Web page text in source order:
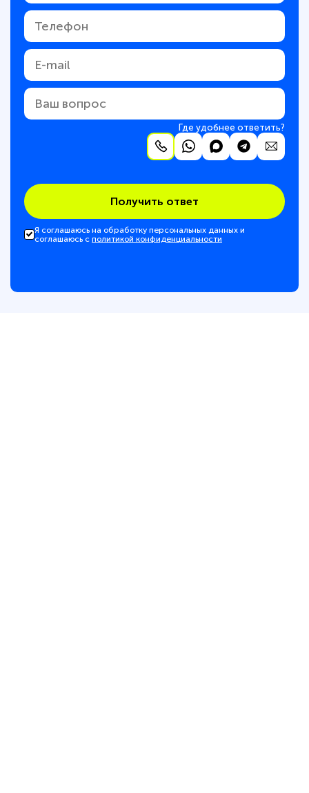
Где удобнее ответить?
Получить ответ
Я соглашаюсь на обработку персональных данных и
соглашаюсь с политикой конфиденциальности